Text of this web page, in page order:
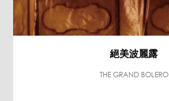
絕美波麗露
THE GRAND BOLERO